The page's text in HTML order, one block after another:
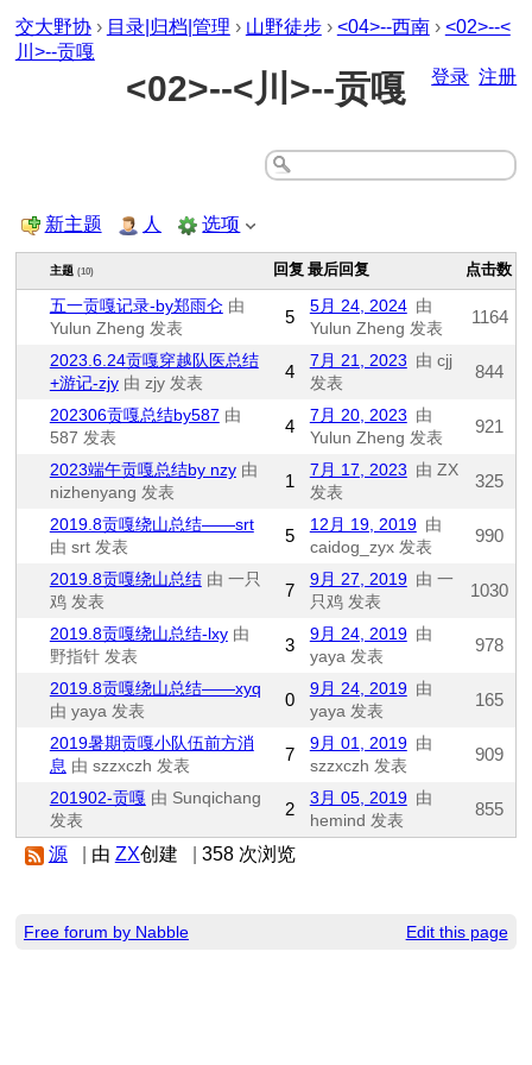
交大野协 › 目录|归档|管理 › 山野徒步 › <04>--西南 › <02>--<
川>--贡嘎
登录 注册
<02>--<川>--贡嘎
新主题 人 选项
主题 (10) 回复 最后回复 点击数
五一贡嘎记录-by郑雨仑 由
Yulun Zheng 发表
5
5月 24, 2024 由
Yulun Zheng 发表
1164
2023.6.24贡嘎穿越队医总结
+游记-zjy 由 zjy 发表
4
7月 21, 2023 由 cjj
发表
844
202306贡嘎总结by587 由
587 发表
4
7月 20, 2023 由
Yulun Zheng 发表
921
2023端午贡嘎总结by nzy 由
nizhenyang 发表
1
7月 17, 2023 由 ZX
发表
325
2019.8贡嘎绕山总结——srt
由 srt 发表
5
12月 19, 2019 由
caidog_zyx 发表
990
2019.8贡嘎绕山总结 由 一只
鸡 发表
7
9月 27, 2019 由 一
只鸡 发表
1030
2019.8贡嘎绕山总结-lxy 由
野指针 发表
3
9月 24, 2019 由
yaya 发表
978
2019.8贡嘎绕山总结——xyq
由 yaya 发表
0
9月 24, 2019 由
yaya 发表
165
2019暑期贡嘎小队伍前方消
息 由 szzxczh 发表
7
9月 01, 2019 由
szzxczh 发表
909
201902-贡嘎 由 Sunqichang
发表
2
3月 05, 2019 由
hemind 发表
855
源 由 ZX创建 358 次浏览
Free forum by Nabble Edit this page